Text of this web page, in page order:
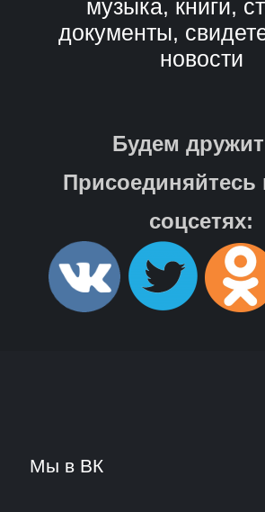
музыка, книги,
документы,
новости
Будем
Присоединяйтесь
соцсетях:
Мы в ВК